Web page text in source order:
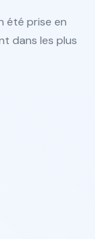
été prise en
dans les plus